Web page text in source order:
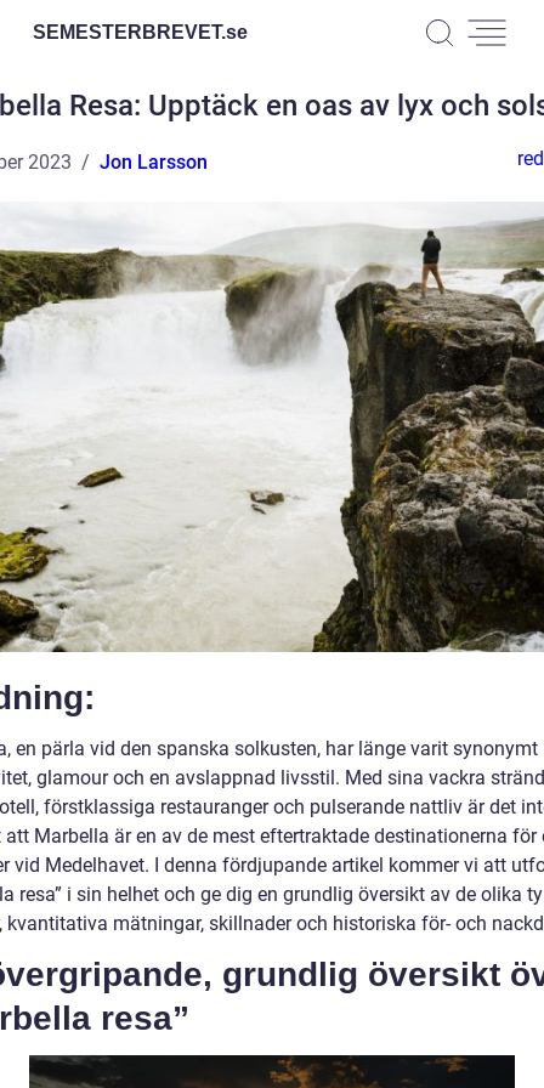
SEMESTERBREVET.se
Resa: Upptäck en oas av lyx och
2023 Jon Larsson
en pärla vid den spanska solkusten, har länge varit synonymt
glamour och en avslappnad livsstil. Med sina vackra
förstklassiga restauranger och pulserande nattliv är det
Marbella är en av de mest eftertraktade destinationerna för
vid Medelhavet. I denna fördjupande artikel kommer vi att
resa” i sin helhet och ge dig en grundlig översikt av de olika
kvantitativa mätningar, skillnader och historiska för- och
grundlig översikt
resa”